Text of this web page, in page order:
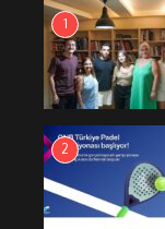
1
2